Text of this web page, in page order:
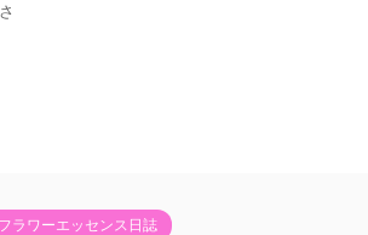
フラワーエッセンス日誌